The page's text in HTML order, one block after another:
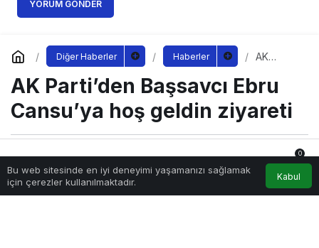
YORUM GÖNDER
Diğer Haberler Haberler
AK
Başsavcı
Ebru
Cansu’ya
hoş
ziyareti
AK Parti’den Başsavcı Ebru
Cansu’ya hoş geldin ziyareti
Sağlıklı.Orgtarafından yayınlandı
12 Eylül 2022, 15:10yayınlandı
194
Bu web sitesinde en iyi deneyimi yaşamanızı sağlamak
için çerezler kullanılmaktadır.
Kabul
Anasayfa Akış Hesabım Bildirimler
0